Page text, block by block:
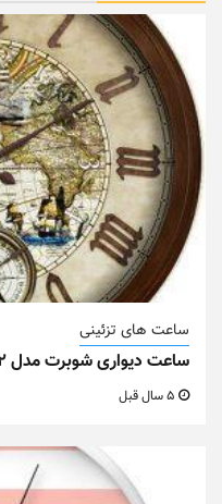
ساعت های تزئینی
ساعت دیواری شوبرت مدل ۶۷۷۲